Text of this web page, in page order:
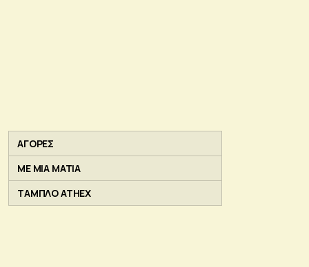
ΑΓΟΡΕΣ
ΜΕ ΜΙΑ ΜΑΤΙΑ
ΤΑΜΠΛΟ ATHEX